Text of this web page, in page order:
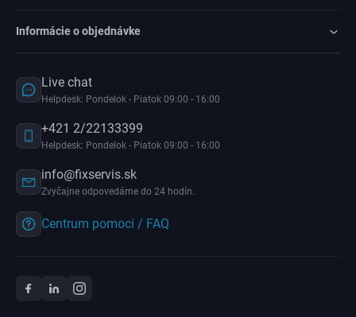
Informácie o objednávke
Live chat
Helpdesk: Pondelok - Piatok 09:00 - 16:00
+421 2/22133399
Helpdesk: Pondelok - Piatok 09:00 - 16:00
info@fixservis.sk
Zvyčajne odpovedáme do 24 hodín.
Centrum pomoci / FAQ